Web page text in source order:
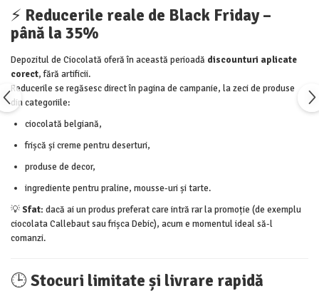
⚡️ Reducerile reale de Black Friday –
până la 35%
Depozitul de Ciocolată oferă în această perioadă discounturi aplicate
corect, fără artificii.
Reducerile se regăsesc direct în pagina de campanie, la zeci de produse
din categoriile:
ciocolată belgiană,
frișcă și creme pentru deserturi,
produse de decor,
ingrediente pentru praline, mousse-uri și tarte.
💡 Sfat: dacă ai un produs preferat care intră rar la promoție (de exemplu
ciocolata Callebaut sau frișca Debic), acum e momentul ideal să-l
comanzi.
🕒 Stocuri limitate și livrare rapidă